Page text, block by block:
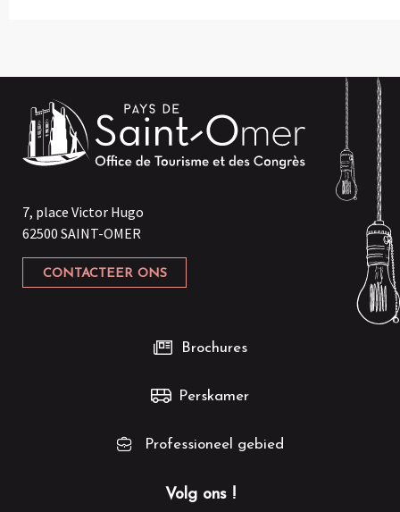
7, place Victor Hugo
62500 SAINT-OMER
CONTACTEER ONS
Volg ons !
Brochures
Perskamer
Professioneel gebied